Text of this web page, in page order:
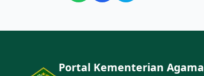
Portal Kementerian Agama